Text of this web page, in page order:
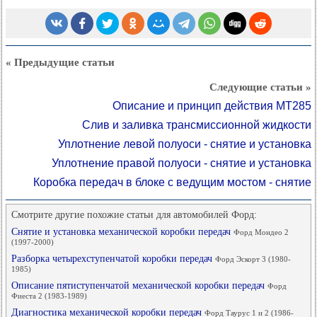
« Предыдущие статьи
Следующие статьи »
Описание и принцип действия MT285
Слив и заливка трансмиссионной жидкости
Уплотнение левой полуоси - снятие и установка
Уплотнение правой полуоси - снятие и установка
Коробка передач в блоке с ведущим мостом - снятие
Смотрите другие похожие статьи для автомобилей Форд:
Снятие и установка механической коробки передач Форд Мондео 2
(1997-2000)
Разборка четырехступенчатой коробки передач Форд Эскорт 3 (1980-
1985)
Описание пятиступенчатой механической коробки передач Форд
Фиеста 2 (1983-1989)
Диагностика механической коробки передач Форд Таурус 1 и 2 (1986-